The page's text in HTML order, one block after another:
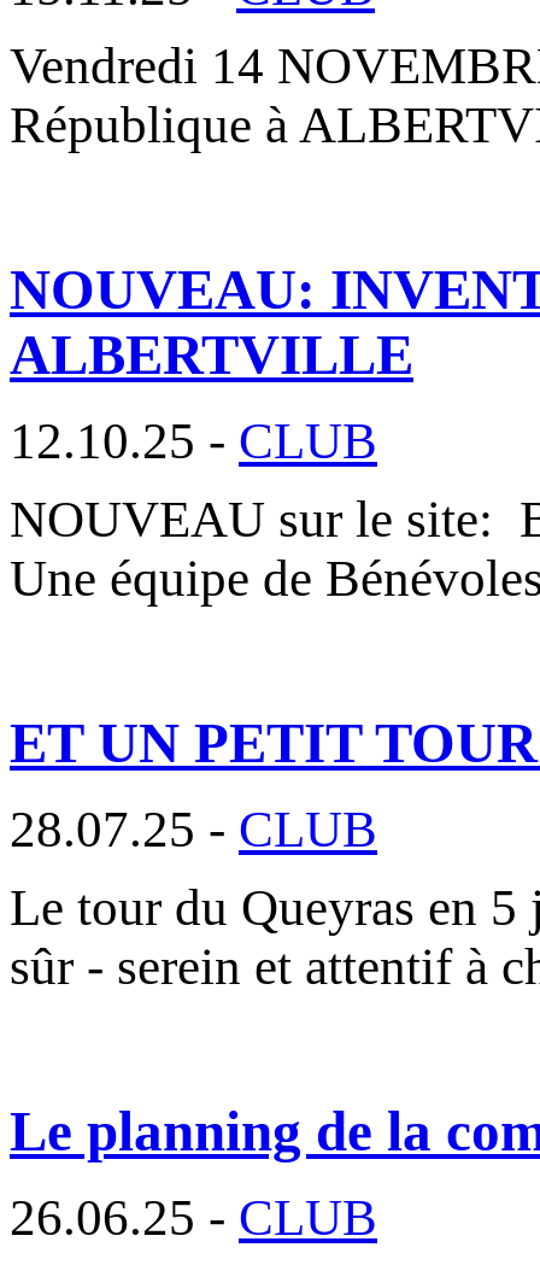
Vendredi 14
République à
NOUVEAU:
ALBERTVILLE
12.10.25 - CLUB
NOUVEAU sur le site:
Une équipe de
ET UN PETIT
28.07.25 - CLUB
Le tour du Queyras en 5
sûr - serein et attentif à
Le planning de la
26.06.25 - CLUB